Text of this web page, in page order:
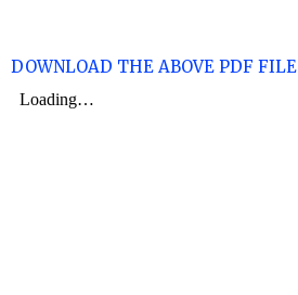
DOWNLOAD THE ABOVE PDF FILE